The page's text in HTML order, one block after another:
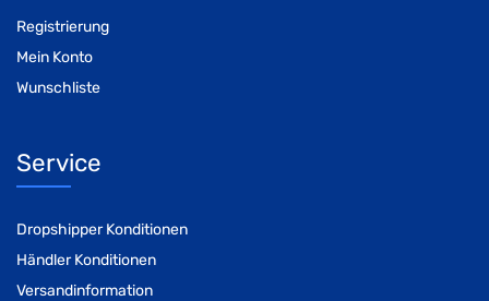
Registrierung
Mein Konto
Wunschliste
Service
Dropshipper Konditionen
Händler Konditionen
Versandinformation